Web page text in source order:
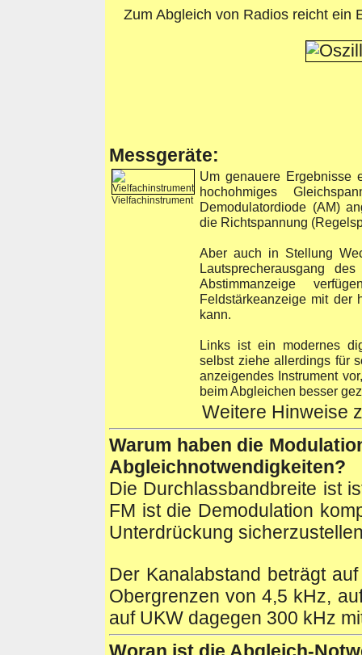
Zum Abgleich von Radios reicht ein
Messgeräte:
Vielfachinstrument
Um genauere Ergebnisse
hochohmiges
Demodulatordiode (AM)
die Richtspannung
Aber auch in Stellung
Lautsprecherausgang
Abstimmanzeige
Feldstärkeanzeige mit der
kann.
Links ist ein modernes
selbst ziehe allerdings für
anzeigendes Instrument
beim Abgleichen besser
Weitere Hinweise
Warum haben die
Abgleichnotwendigkeiten?
Die Durchlassbandbreite ist
FM ist die Demodulation
Unterdrückung
Der Kanalabstand beträgt
Obergrenzen von 4,5 kHz,
auf UKW dagegen 300 kHz